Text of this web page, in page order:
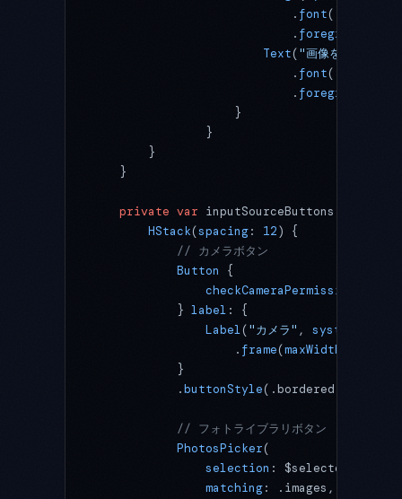
                            .
font(.
                            .
                        Text
("画像を選択して
                            .
font(.callout)
                            .
                    }
                }
        }
    }
    private
var inputSourceButtons:
        HStack
(spacing: 12) {
            // カメラボタン
            Button
{
            }
label : {
                Label
("カメラ" , systemImage
                    .
frame(maxWidth
            }
            .
buttonStyle(.bordered)
            // フォトライブラリボタン
            PhotosPicker
(
                selection
:
                matching
: .images,